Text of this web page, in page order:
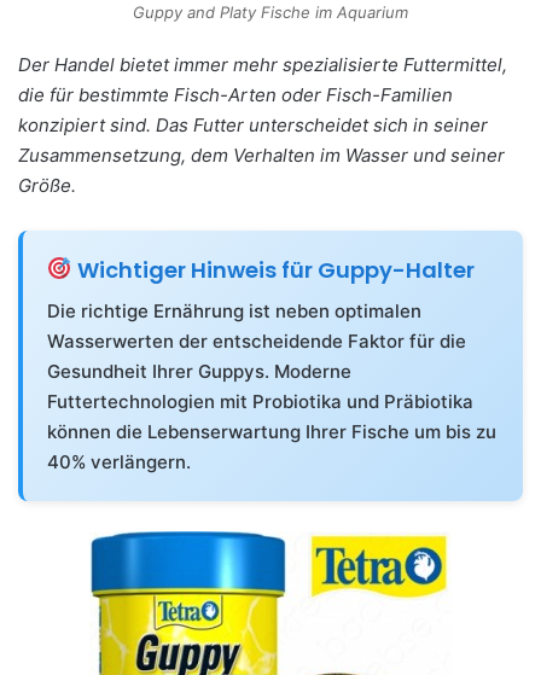
Guppy and Platy Fische im Aquarium
Der Handel bietet immer mehr spezialisierte Futtermittel,
die für bestimmte Fisch-Arten oder Fisch-Familien
konzipiert sind. Das Futter unterscheidet sich in seiner
Zusammensetzung, dem Verhalten im Wasser und seiner
Größe.
Wichtiger Hinweis für Guppy-Halter
Die richtige Ernährung ist neben optimalen
Wasserwerten der entscheidende Faktor für die
Gesundheit Ihrer Guppys. Moderne
Futtertechnologien mit Probiotika und Präbiotika
können die Lebenserwartung Ihrer Fische um bis zu
40% verlängern.